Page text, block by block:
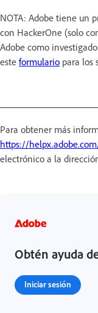
NOTA: Adobe tiene un
con HackerOne (solo
Adobe como
este formulario para los
Para obtener más
https://
electrónico a la
Obtén ayuda
Iniciar sesión